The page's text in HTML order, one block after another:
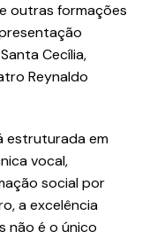
outras formações
Cecília,
Reynaldo
estruturada em
vocal,
social por
a excelência
não é o único